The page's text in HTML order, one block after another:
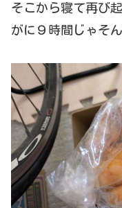
そこから寝て再び
がに９時間じゃそ